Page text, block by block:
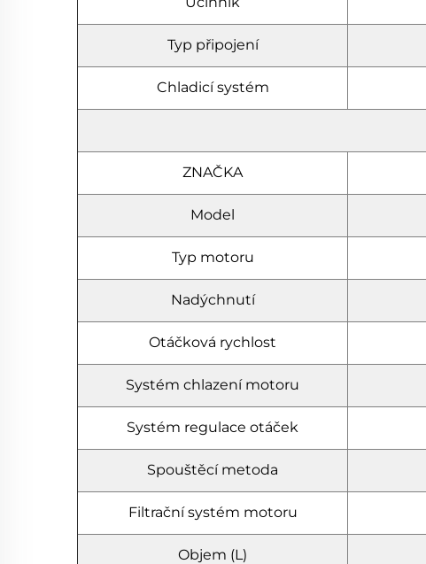
Typ připojení
Chladicí systém
ZNAČKA
Model
Typ motoru
Nadýchnutí
Otáčková rychlost
Systém chlazení motoru
Systém regulace otáček
Spouštěcí metoda
Filtrační systém motoru
Objem (L)